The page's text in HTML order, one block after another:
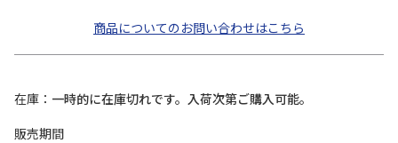
商品についてのお問い合わせはこちら
在庫
一時的に在庫切れです。入荷次第ご購入可能。
販売期間